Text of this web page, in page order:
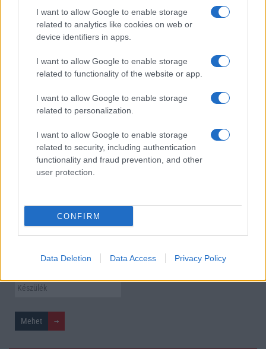
I want to allow Google to enable storage
related to analytics like cookies on web or
device identifiers in apps.
I want to allow Google to enable storage
related to functionality of the website or app.
I want to allow Google to enable storage
related to personalization.
I want to allow Google to enable storage
related to security, including authentication
functionality and fraud prevention, and other
user protection.
CONFIRM
Data Deletion Data Access Privacy Policy
Az Android rejtett automatizmusai: hat funkció, amely
észrevétlenül könnyíti meg a mindennapokat
telefonunkon
mobilhasználatot – sokan mégsem tudnak róla
A Galaxy S25 is megkaphatja a Galaxy S26 egyik legjobb
kamerás funkcióját
Élőképeken a Dark Cherry színű iPhone 18 Pro Max!
Keressen a telefonboltok ajánlatai között!